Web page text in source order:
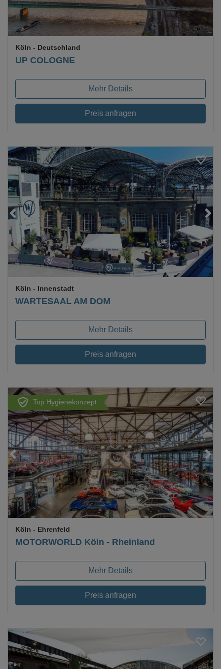
UP COLOGNE
Köln - Deutschland
Mehr Details
Preis anfragen
Loading...
WARTESAAL AM DOM
Köln - Innenstadt
Mehr Details
Preis anfragen
Top Hygienekonzept
Loading...
MOTORWORLD Köln - Rheinland
Köln - Ehrenfeld
Mehr Details
Preis anfragen